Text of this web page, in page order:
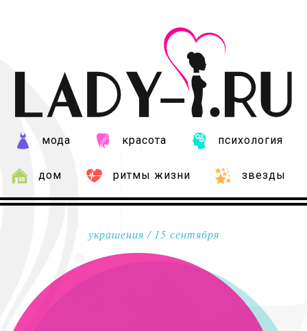
мода красота психология
дом ритмы жизни звезды
украшения / 15 сентября